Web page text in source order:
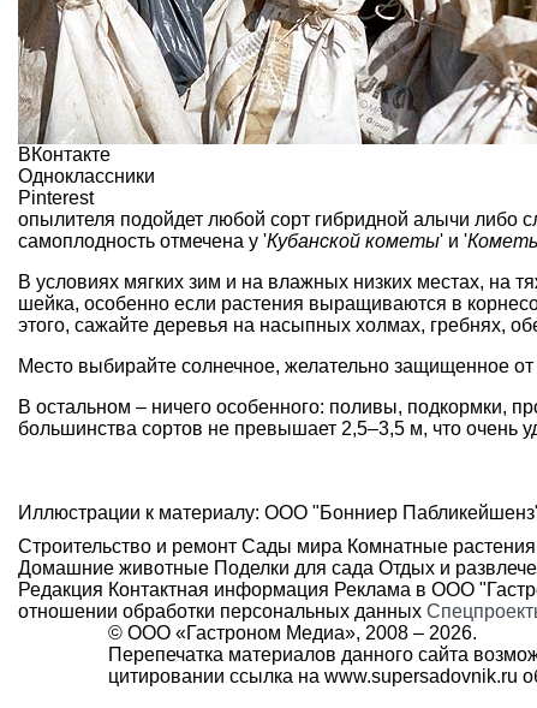
ВКонтакте
Одноклассники
Pinterest
опылителя подойдет любой сорт гибридной алычи либо
самоплодность отмечена у 'Кубанской кометы' и '
В условиях мягких зим и на влажных низких местах, на
шейка, особенно если растения выращиваются в
этого, сажайте деревья на насыпных холмах, гребнях,
Место выбирайте солнечное, желательно защищенное
В остальном – ничего особенного: поливы, подкормки,
большинства сортов не превышает 2,5–3,5 м, что очень
Иллюстрации к материалу: ООО "Бонниер
Строительство и ремонт Сады мира Комнатные растения
Домашние животные Поделки для сада Отдых и
Редакция Контактная информация Реклама в ООО
отношении обработки персональных данных
© ООО «Гастроном Медиа», 2008 – 2026.
Перепечатка материалов данного сайта
цитировании ссылка на www.supersadovnik.ru